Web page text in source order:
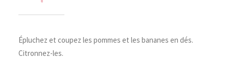
Épluchez et coupez les pommes et les bananes en dés.
Citronnez-les.